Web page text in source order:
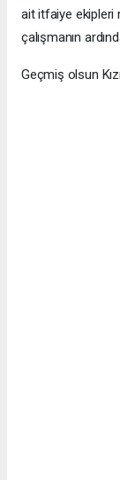
ait itfaiye ekipleri
çalışmanın
Geçmiş olsun